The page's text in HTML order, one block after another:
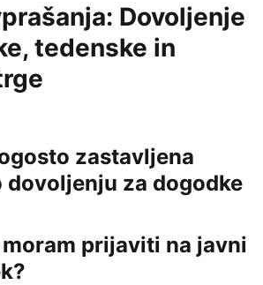
Dovoljenje
tedenske in
zastavljena
dovoljenju za dogodke
moram prijaviti na javni